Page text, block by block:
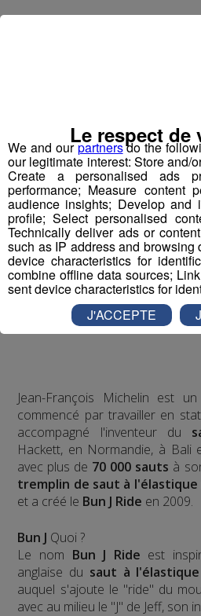
Jean-François Michelin est un
commencé par travailler en
accompagné l'inventeur du
Hackett, en Normandie, à Bali
avec plus de 70 000 sauts à
tremplin de saut à l'élastique
et a créé le Bun J Ride en 2009.
Bun J Quoi ?
Le nom Bun J Ride est
anglaise du saut à l'élastique
auquel s'ajoute le "ride" du
avec au milieu le "J" de Jeff, son
We and ourpartnersdo the
our legitimate interest: Store and/
Create a personalised ads
performance; Measure content
audience insights; Develop and
profile; Select personalised
Technically deliver ads or
such as IP address and
device characteristics for
combine offline data sources;
sent device characteristics for
Le respect de
J'ACCEPTE